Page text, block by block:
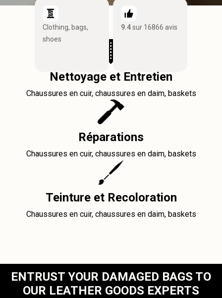
Clothing, bags,
shoes
9.4sur 16866 avis
Nettoyage et Entretien
Chaussures en cuir, chaussures en daim, baskets
Réparations
Chaussures en cuir, chaussures en daim, baskets
Teinture et Recoloration
Chaussures en cuir, chaussures en daim, baskets
ENTRUST YOUR DAMAGED BAGS TO
OUR LEATHER GOODS EXPERTS